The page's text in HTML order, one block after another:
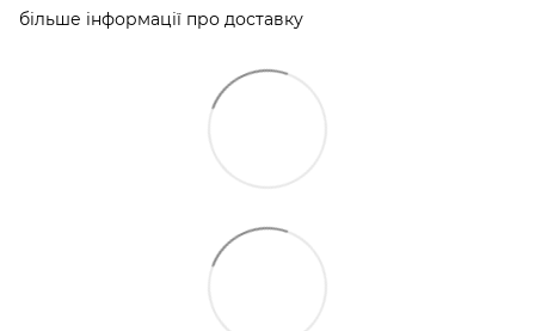
більше інформації про доставку